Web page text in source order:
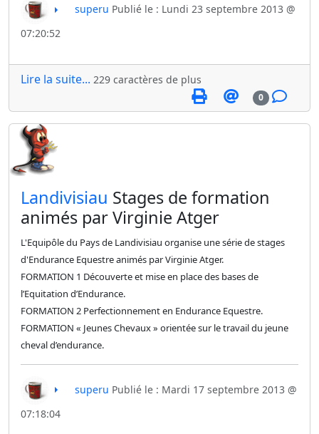
superu Publié le : Lundi 23 septembre 2013 @
07:20:52
Lire la suite... 229 caractères de plus
0
​Landivisiau Stages de formation
animés par Virginie Atger
L'Equipôle du Pays de Landivisiau organise une série de stages
d'Endurance Equestre animés par Virginie Atger.
FORMATION 1 Découverte et mise en place des bases de
l’Equitation d’Endurance.
FORMATION 2 Perfectionnement en Endurance Equestre.
FORMATION « Jeunes Chevaux » orientée sur le travail du jeune
cheval d’endurance.
superu Publié le : Mardi 17 septembre 2013 @
07:18:04